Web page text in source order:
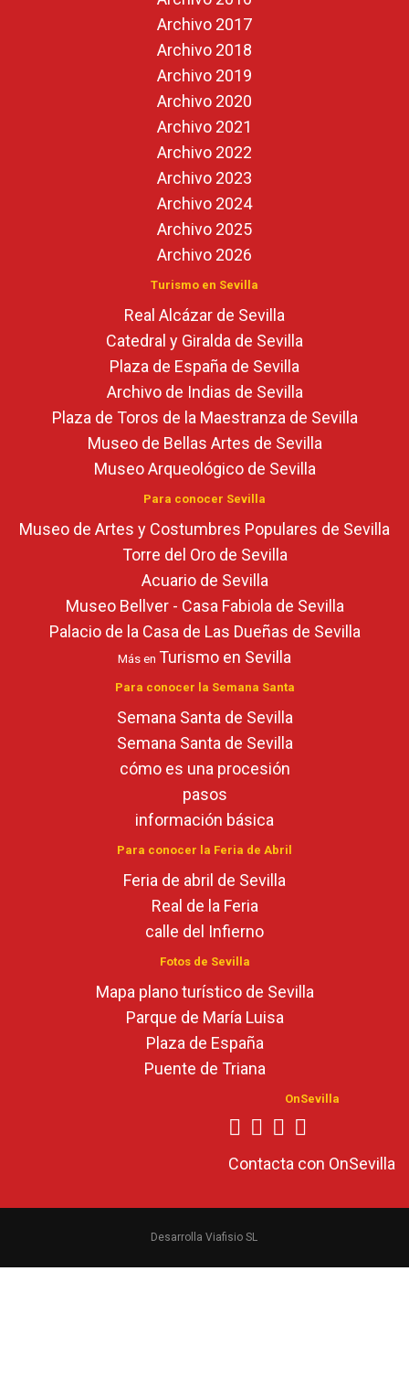
Archivo 2017
Archivo 2018
Archivo 2019
Archivo 2020
Archivo 2021
Archivo 2022
Archivo 2023
Archivo 2024
Archivo 2025
Archivo 2026
Turismo en Sevilla
Real Alcázar de Sevilla
Catedral y Giralda de Sevilla
Plaza de España de Sevilla
Archivo de Indias de Sevilla
Plaza de Toros de la Maestranza de Sevilla
Museo de Bellas Artes de Sevilla
Museo Arqueológico de Sevilla
Para conocer Sevilla
Museo de Artes y Costumbres Populares de Sevilla
Torre del Oro de Sevilla
Acuario de Sevilla
Museo Bellver - Casa Fabiola de Sevilla
Palacio de la Casa de Las Dueñas de Sevilla
Más en Turismo en Sevilla
Para conocer la Semana Santa
Semana Santa de Sevilla
Semana Santa de Sevilla
cómo es una procesión
pasos
información básica
Para conocer la Feria de Abril
Feria de abril de Sevilla
Real de la Feria
calle del Infierno
Fotos de Sevilla
Mapa plano turístico de Sevilla
Parque de María Luisa
Plaza de España
Puente de Triana
OnSevilla
Contacta con OnSevilla
Desarrolla Viafisio SL